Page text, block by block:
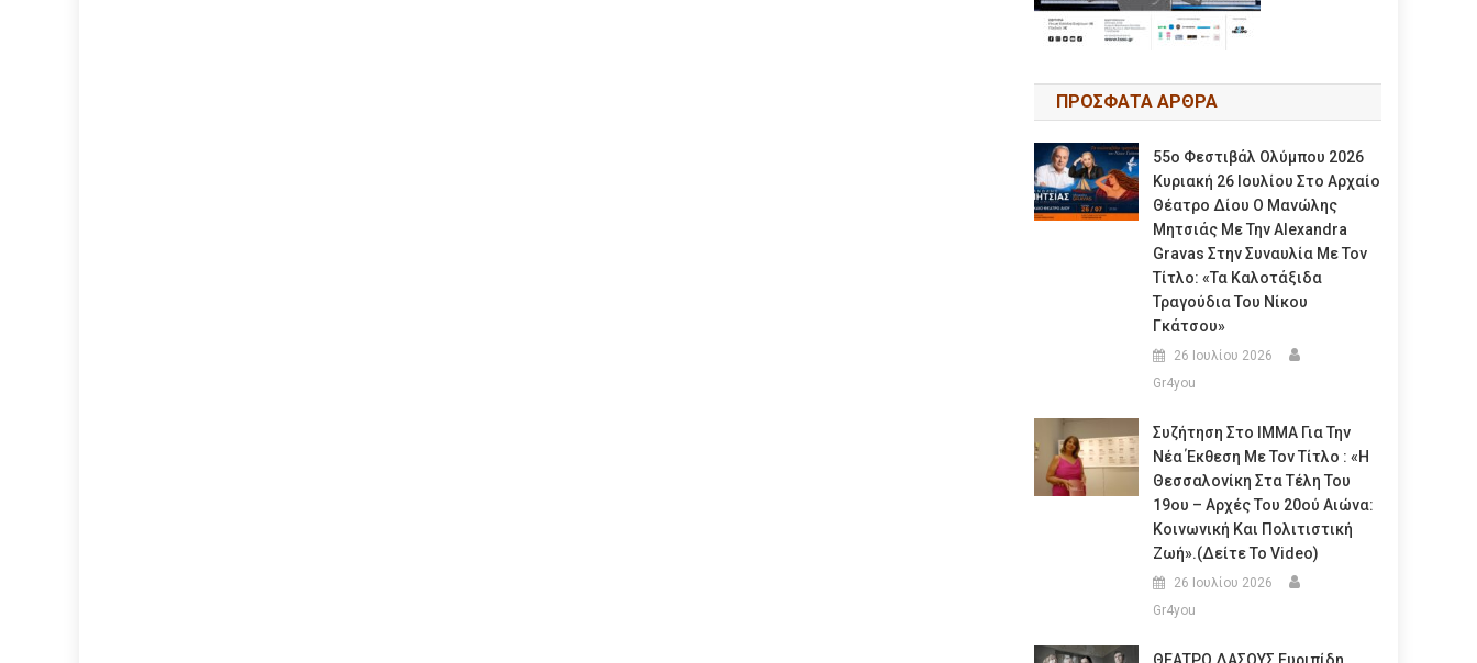
ΠΡΟΣΦΑΤΑ ΑΡΘΡΑ
55ο Φεστιβάλ Ολύμπου 2026
Κυριακή 26 Ιουλίου Στο Αρχαίο
Θέατρο Δίου Ο Μανώλης
Μητσιάς Με Την Alexandra
Gravas Στην Συναυλία Με Τον
Τίτλο: «τα Καλοτάξιδα
Τραγούδια Του Νίκου
Γκάτσου»
26 Ιουλίου 2026
Gr4you
Συζήτηση Στο ΙΜΜΑ Για Την
Νέα Έκθεση Με Τον Τίτλο : «Η
Θεσσαλονίκη Στα Τέλη Του
19ου – Αρχές Του 20ού Αιώνα:
Κοινωνική Και Πολιτιστική
Ζωή».(Δείτε Το Video)
26 Ιουλίου 2026
Gr4you